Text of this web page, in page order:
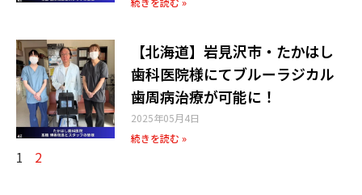
【北海道】岩見沢市・たかはし
歯科医院様​にてブルーラジカル
歯周病治療が可能に！
2025年05月4日
続きを読む »
1 2